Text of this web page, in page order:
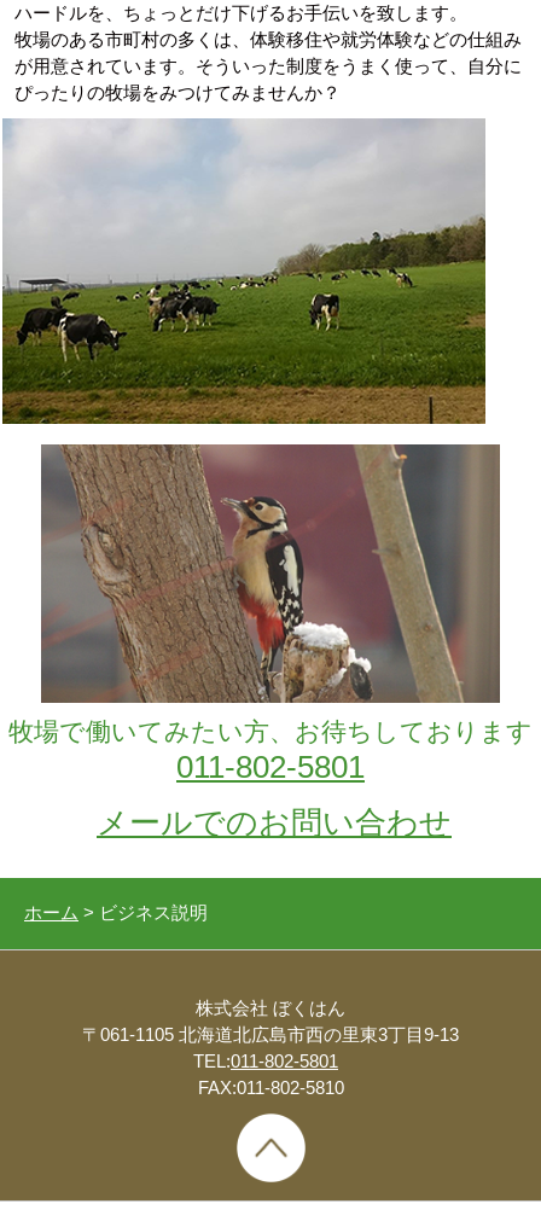
ハードルを、ちょっとだけ下げるお手伝いを致します。
牧場のある市町村の多くは、体験移住や就労体験などの仕組み
が用意されています。そういった制度をうまく使って、自分に
ぴったりの牧場をみつけてみませんか？
牧場で働いてみたい方、お待ちしております
011-802-5801
メールでのお問い合わせ
ホーム > ビジネス説明
株式会社 ぼくはん
〒061-1105 北海道北広島市西の里東3丁目9-13
TEL:011-802-5801
FAX:011-802-5810